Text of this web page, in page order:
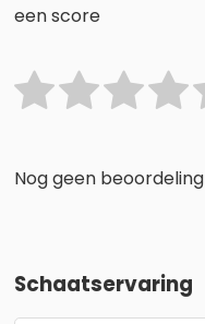
een score
Nog geen beoordeling
Schaatservaring